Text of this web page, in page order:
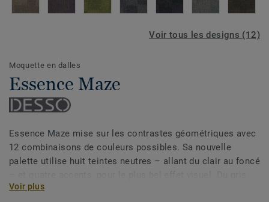
Voir tous les designs (12)
Moquette en dalles
Essence Maze
Essence Maze mise sur les contrastes géométriques avec
12 combinaisons de couleurs possibles. Sa nouvelle
palette utilise huit teintes neutres – allant du clair au foncé
anthracite et des nuances brun taupe aux couleurs plus
Voir plus